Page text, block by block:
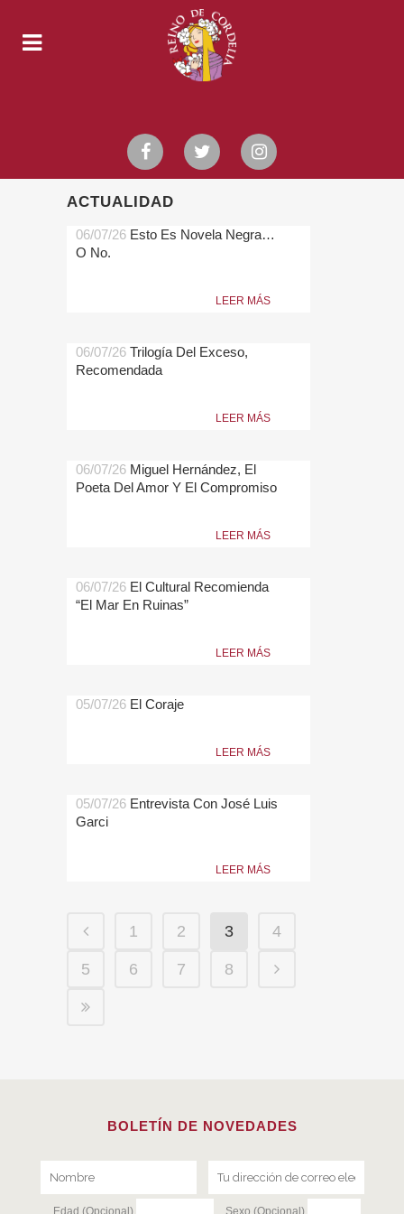
ACTUALIDAD
06/07/26 Esto Es Novela Negra…
O No.
LEER MÁS
06/07/26 Trilogía Del Exceso,
Recomendada
LEER MÁS
06/07/26 Miguel Hernández, El
Poeta Del Amor Y El Compromiso
LEER MÁS
06/07/26 El Cultural Recomienda
“El Mar En Ruinas”
LEER MÁS
05/07/26 El Coraje
LEER MÁS
05/07/26 Entrevista Con José Luis
Garci
LEER MÁS
1 2 3 4
5 6 7 8
BOLETÍN DE NOVEDADES
Edad (Opcional) Sexo (Opcional)